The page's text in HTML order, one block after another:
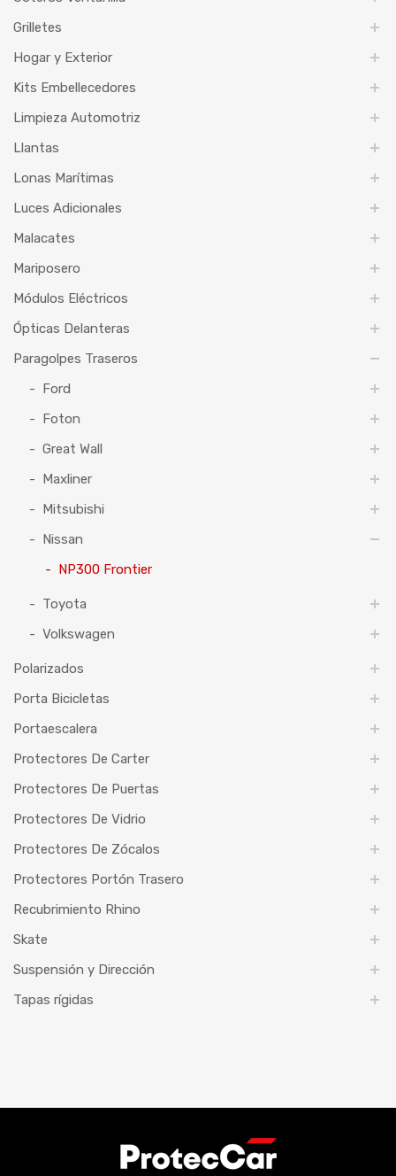
Grilletes
Hogar y Exterior
Kits Embellecedores
Limpieza Automotriz
Llantas
Lonas Marítimas
Luces Adicionales
Malacates
Mariposero
Módulos Eléctricos
Ópticas Delanteras
Paragolpes Traseros
Ford
Foton
Great Wall
Maxliner
Mitsubishi
Nissan
NP300 Frontier
Toyota
Volkswagen
Polarizados
Porta Bicicletas
Portaescalera
Protectores De Carter
Protectores De Puertas
Protectores De Vidrio
Protectores De Zócalos
Protectores Portón Trasero
Recubrimiento Rhino
Skate
Suspensión y Dirección
Tapas rígidas